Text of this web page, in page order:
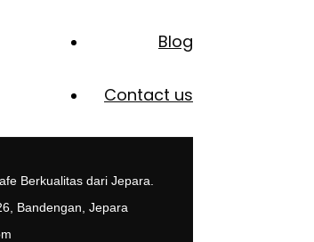
Blog
Contact us
Berkualitas dari Jepara.
Bandengan, Jepara